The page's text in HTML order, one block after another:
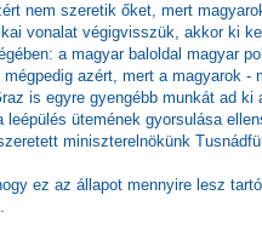
nem szeretik őket, mert
vonalat végigvisszük, akkor ki
a magyar baloldal magyar
azért, mert a magyarok -
is egyre gyengébb munkát ad ki
leépülés ütemének gyorsulása
miniszterelnökünk
ez az állapot mennyire lesz